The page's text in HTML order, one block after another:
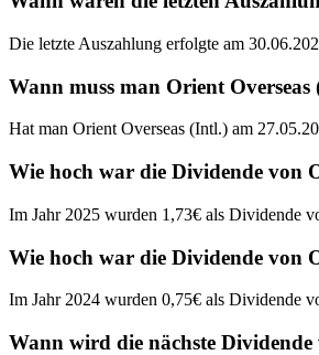
Die letzte Auszahlung erfolgte am
Wann muss man Orient
Hat man Orient Overseas (Intl.) am
Wie hoch war die Dividende von
Im Jahr 2025 wurden 1,73€ als Dividende
Wie hoch war die Dividende von
Im Jahr 2024 wurden 0,75€ als Dividende
Wann wird die nächste